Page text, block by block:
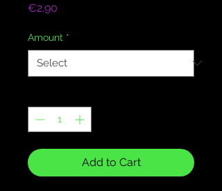
€2.90
Amount *
Add to Cart